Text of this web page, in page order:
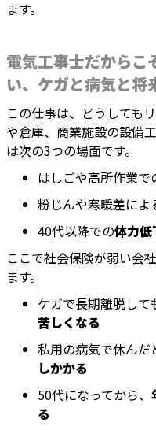
ます。
電気工事士だからこ
い、ケガと病気と将
この仕事は、どうしても
や倉庫、商業施設の設備
は次の3つの場面です。
はしごや高所作業で
粉じんや寒暖差によ
40代以降での体力低
ここで社会保険が弱い会
ます。
ケガで長期離脱して
苦しくなる
私用の病気で休んだ
しかかる
50代になってから、
る